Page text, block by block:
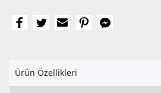
Ürün Özellikleri